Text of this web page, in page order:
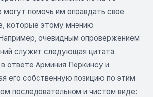
помочь им оправдать свое
которые этому мнению
очевидным опровержением
служит следующая цитата,
ответе Арминия Перкинсу и
его собственную позицию по этим
последовательном и чистом виде: